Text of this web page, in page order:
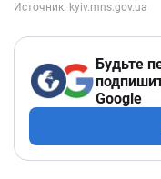
Будьте
Google